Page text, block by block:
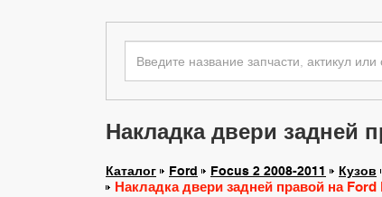
Накладка двери задней
Каталог Ford Focus 2 2008-2011 Кузов
Накладка двери задней правой на Ford